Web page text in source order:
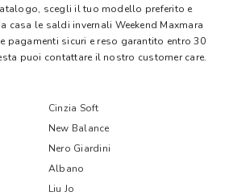
scegli il tuo modello preferito e
casa le saldi invernali Weekend Maxmara
pagamenti sicuri e reso garantito entro 30
puoi contattare il nostro customer care.
Cinzia Soft
New Balance
Nero Giardini
Albano
Liu Jo